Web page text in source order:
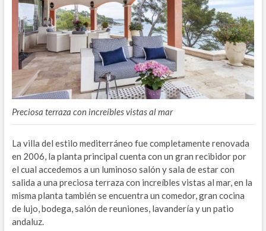
Preciosa terraza con increíbles vistas al mar
La villa del estilo mediterráneo fue completamente renovada
en 2006, la planta principal cuenta con un gran recibidor por
el cual accedemos a un luminoso salón y sala de estar con
salida a una preciosa terraza con increíbles vistas al mar, en la
misma planta también se encuentra un comedor, gran cocina
de lujo, bodega, salón de reuniones, lavandería y un patio
andaluz.